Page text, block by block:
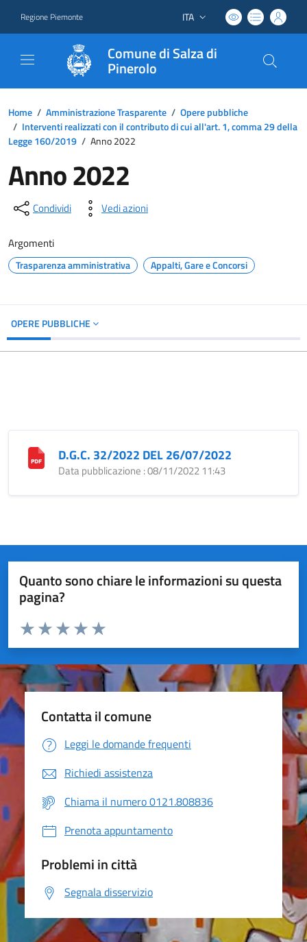
Regione Piemonte Lingua attiva:
ITA
Comune di Salza di
Pinerolo
Home / Amministrazione Trasparente / Opere pubbliche
/ Interventi realizzati con il contributo di cui all'art. 1, comma 29 della
Legge 160/2019 / Anno 2022
Anno 2022
Condividi Vedi azioni
Argomenti
Trasparenza amministrativa Appalti, Gare e Concorsi
OPERE PUBBLICHE
D.G.C. 32/2022 DEL 26/07/2022
Data pubblicazione : 08/11/2022 11:43
Quanto sono chiare le informazioni su questa
pagina?
Valuta da 1 a 5 stelle la pagina
Valuta 5 stelle su 5
Valuta 4 stelle su 5
Valuta 3 stelle su 5
Valuta 2 stelle su 5
Valuta 1 stelle su 5
Contatta il comune
Leggi le domande frequenti
Richiedi assistenza
Chiama il numero 0121.808836
Prenota appuntamento
Problemi in città
Segnala disservizio